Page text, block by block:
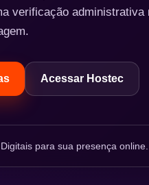
verificação administrativa
Acessar Hostec
para sua presença online.